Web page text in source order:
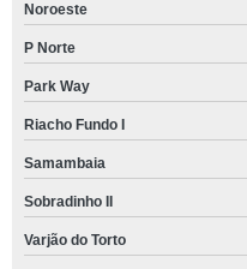
Noroeste
P Norte
Park Way
Riacho Fundo I
Samambaia
Sobradinho II
Varjão do Torto